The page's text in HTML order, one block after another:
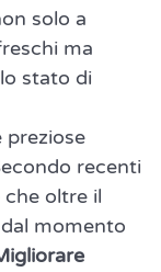
solo a
ma
stato di
preziose
recenti
oltre il
momento